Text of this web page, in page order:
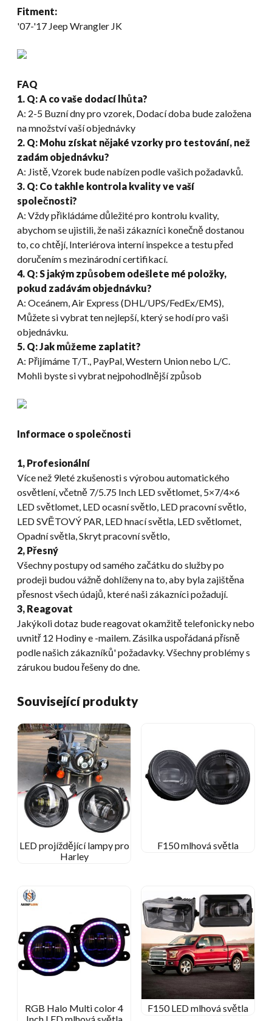
Fitment:
'07-'17 Jeep Wrangler JK
FAQ
1. Q: A co vaše dodací lhůta?
A: 2-5 Buzní dny pro vzorek, Dodací doba bude založena
na množství vaší objednávky
2. Q: Mohu získat nějaké vzorky pro testování, než
zadám objednávku?
A: Jistě, Vzorek bude nabízen podle vašich požadavků.
3. Q: Co takhle kontrola kvality ve vaší
společnosti?
A: Vždy přikládáme důležité pro kontrolu kvality,
abychom se ujistili, že naši zákazníci konečně dostanou
to, co chtějí, Interiérova interní inspekce a testu před
doručením s mezinárodní certifikací.
4. Q: S jakým způsobem odešlete mé položky,
pokud zadávám objednávku?
A: Oceánem, Air Express (DHL/UPS/FedEx/EMS),
Můžete si vybrat ten nejlepší, který se hodí pro vaši
objednávku.
5. Q: Jak můžeme zaplatit?
A: Přijímáme T/T., PayPal, Western Union nebo L/C.
Mohli byste si vybrat nejpohodlnější způsob
Informace o společnosti
1, Profesionální
Více než 9leté zkušenosti s výrobou automatického
osvětlení, včetně 7/5.75 Inch LED světlomet, 5×7/4×6
LED světlomet, LED ocasní světlo, LED pracovní světlo,
LED SVĚTOVÝ PAR, LED hnací světla, LED světlomet,
Opadní světla, Skryt pracovní světlo,
2, Přesný
Všechny postupy od samého začátku do služby po
prodeji budou vážně dohlíženy na to, aby byla zajištěna
přesnost všech údajů, které naši zákazníci požadují.
3, Reagovat
Jakýkoli dotaz bude reagovat okamžitě telefonicky nebo
uvnitř 12 Hodiny e -mailem. Zásilka uspořádaná přísně
podle našich zákazníků' požadavky. Všechny problémy s
zárukou budou řešeny do dne.
Související produkty
LED projíždějící lampy pro
Harley
F150 mlhová světla
RGB Halo Multi color 4
F150 LED mlhová světla